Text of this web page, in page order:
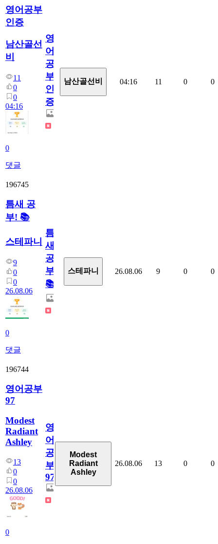
영어공부
인증
남산골선
비
11
0
0
04:16
0
댓글
영
어
공
부
인
증
남산골선비 04:16 11 0 0
196745
틈새 공
부! 📚
스테파니
9
0
0
26.08.06
0
댓글
틈
새
공
부!
📚
스테파니 26.08.06 9 0 0
196744
영어공부
97
Modest
Radiant
Ashley
13
0
0
26.08.06
0
영
어
공
부
97
Modest
Radiant
Ashley
26.08.06 13 0 0